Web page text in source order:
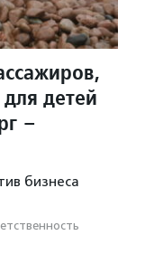
детей
–
бизнеса